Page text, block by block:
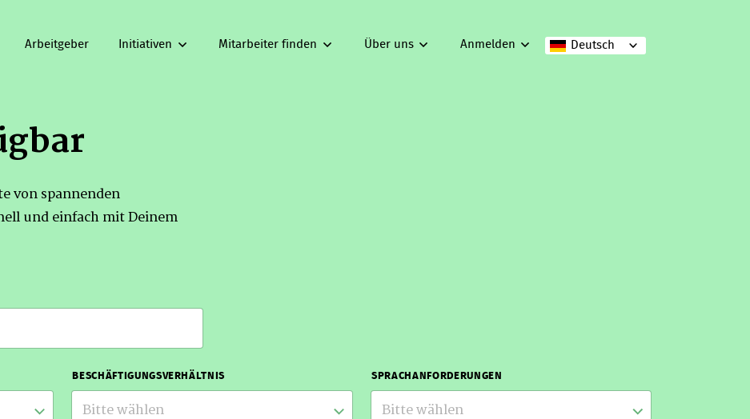
Deutsch
Arbeitgeber Initiativen Mitarbeiter finden Über uns Anmelden
von spannenden
und einfach mit Deinem
BESCHÄFTIGUNGSVERHÄLTNIS
Bitte wählen
SPRACHANFORDERUNGEN
Bitte wählen